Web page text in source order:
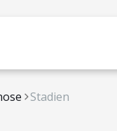
Stadien